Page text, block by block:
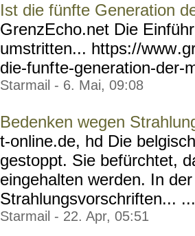
Ist die fünfte Generation
GrenzEcho.net Die
umstritten... https://www
die-funfte-generation-der-
Starmail - 6. Mai, 09:08
Bedenken wegen
t-online.de, hd Die
gestoppt. Sie befürchtet,
eingehalten werden. In
Strahlungsvorschriften... ...
Starmail - 22. Apr, 05:51